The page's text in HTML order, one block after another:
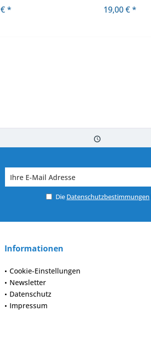
* 19,00 € *
Die Datenschutzbestimmungen
Informationen
Cookie-Einstellungen
Newsletter
Datenschutz
Impressum